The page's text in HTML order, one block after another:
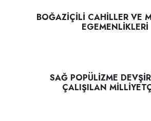
BOĞAZİÇİLİ CAHİLLER VE
EGEMENLİKLERİ
SAĞ POPÜLİZME
ÇALIŞILAN